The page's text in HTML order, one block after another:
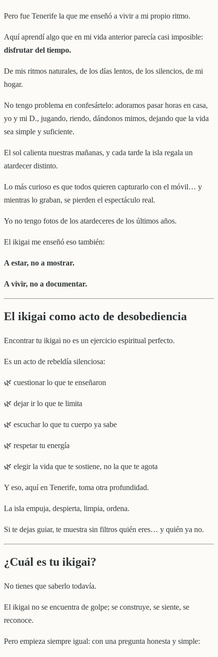
Pero fue Tenerife la que me enseñó a vivir a mi propio ritmo.
Aquí aprendí algo que en mi vida anterior parecía casi imposible:
disfrutar del tiempo.
De mis ritmos naturales, de los días lentos, de los silencios, de mi
hogar.
No tengo problema en confesártelo: adoramos pasar horas en casa,
yo y mi D., jugando, riendo, dándonos mimos, dejando que la vida
sea simple y suficiente.
El sol calienta nuestras mañanas, y cada tarde la isla regala un
atardecer distinto.
Lo más curioso es que todos quieren capturarlo con el móvil… y
mientras lo graban, se pierden el espectáculo real.
Yo no tengo fotos de los atardeceres de los últimos años.
El ikigai me enseñó eso también:
A estar, no a mostrar.
A vivir, no a documentar.
El ikigai como acto de desobediencia
Encontrar tu ikigai no es un ejercicio espiritual perfecto.
Es un acto de rebeldía silenciosa:
🌿 cuestionar lo que te enseñaron
🌿 dejar ir lo que te limita
🌿 escuchar lo que tu cuerpo ya sabe
🌿 respetar tu energía
🌿 elegir la vida que te sostiene, no la que te agota
Y eso, aquí en Tenerife, toma otra profundidad.
La isla empuja, despierta, limpia, ordena.
Si te dejas guiar, te muestra sin filtros quién eres… y quién ya no.
¿Cuál es tu ikigai?
No tienes que saberlo todavía.
El ikigai no se encuentra de golpe; se construye, se siente, se
reconoce.
Pero empieza siempre igual: con una pregunta honesta y simple: